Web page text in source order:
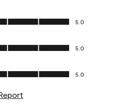
5.0
5.0
5
5.0